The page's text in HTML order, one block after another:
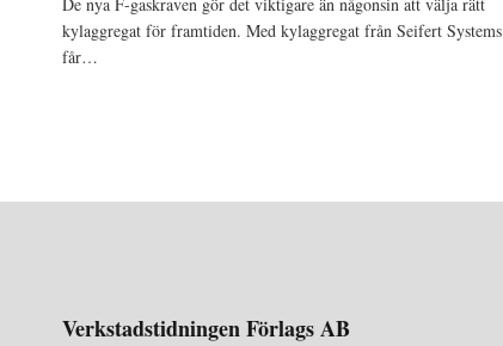
kylaggregat för framtiden. Med kylaggregat från Seifert Systems
får…
Verkstadstidningen Förlags AB